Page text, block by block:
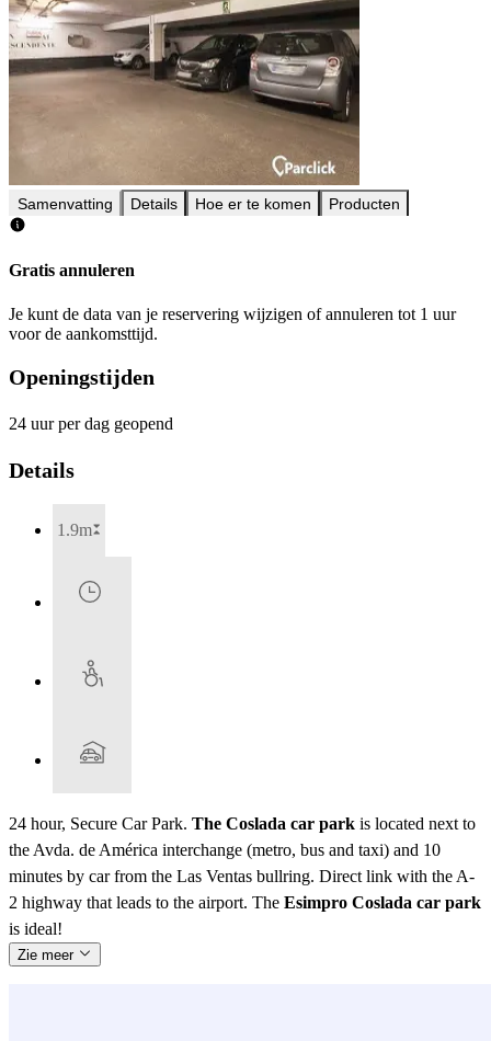
Samenvatting Details Hoe er te komen Producten
Gratis annuleren
Je kunt de data van je reservering wijzigen of annuleren tot 1 uur
voor de aankomsttijd.
Openingstijden
24 uur per dag geopend
Details
1.9m
24 hour, Secure Car Park. The Coslada car park is located next to
the Avda. de América interchange (metro, bus and taxi) and 10
minutes by car from the Las Ventas bullring. Direct link with the A-
2 highway that leads to the airport. The Esimpro Coslada car park
is ideal!
Zie meer